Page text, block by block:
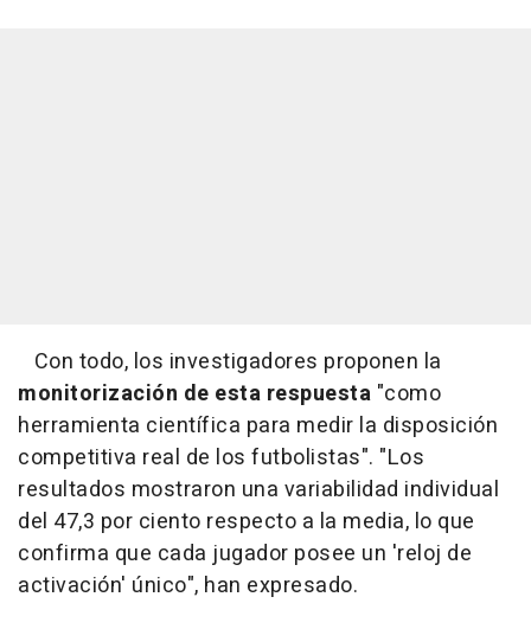
Con todo, los investigadores proponen la
monitorización de esta respuesta "como
herramienta científica para medir la disposición
competitiva real de los futbolistas". "Los
resultados mostraron una variabilidad individual
del 47,3 por ciento respecto a la media, lo que
confirma que cada jugador posee un 'reloj de
activación' único", han expresado.